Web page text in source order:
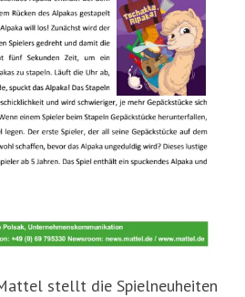
stellt die Spielneuheiten